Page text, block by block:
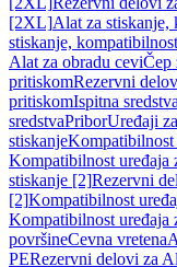
[2XL]Alat za
stiskanje,
Alat za obradu ceviČep
pritiskomRezervni
pritiskomIspitna sredstva
sredstvaPriborUređaji
stiskanjeKompatibilnost
Kompatibilnost uređaja
stiskanje [2]Rezervni
[2]Kompatibilnost
Kompatibilnost uređaja
površineCevna vretena
PERezervni delovi za